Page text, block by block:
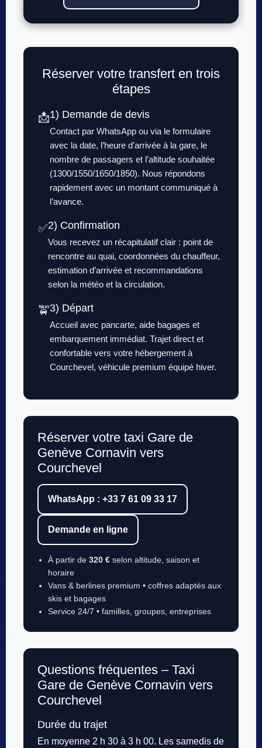
Réserver votre transfert en trois
étapes
📩1) Demande de devis
Contact par WhatsApp ou via le formulaire
avec la date, l’heure d’arrivée à la gare, le
nombre de passagers et l’altitude souhaitée
(1300/1550/1650/1850). Nous répondons
rapidement avec un montant communiqué à
l’avance.
✅2) Confirmation
Vous recevez un récapitulatif clair : point de
rencontre au quai, coordonnées du chauffeur,
estimation d’arrivée et recommandations
selon la météo et la circulation.
🚖3) Départ
Accueil avec pancarte, aide bagages et
embarquement immédiat. Trajet direct et
confortable vers votre hébergement à
Courchevel, véhicule premium équipé hiver.
Réserver votre taxi Gare de
Genève Cornavin vers
Courchevel
WhatsApp : +33 7 61 09 33 17
Demande en ligne
À partir de 320 € selon altitude, saison et
horaire
Vans & berlines premium • coffres adaptés aux
skis et bagages
Service 24/7 • familles, groupes, entreprises
Questions fréquentes – Taxi
Gare de Genève Cornavin vers
Courchevel
Durée du trajet
En moyenne 2 h 30 à 3 h 00. Les samedis de